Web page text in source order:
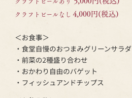
クラフトビールなし 4,000円(税込)
＜お食事＞
・食堂自慢のおつまみグリーンサラダ
・前菜の2種盛り合わせ
・おかわり自由のバゲット
・フィッシュアンドチップス